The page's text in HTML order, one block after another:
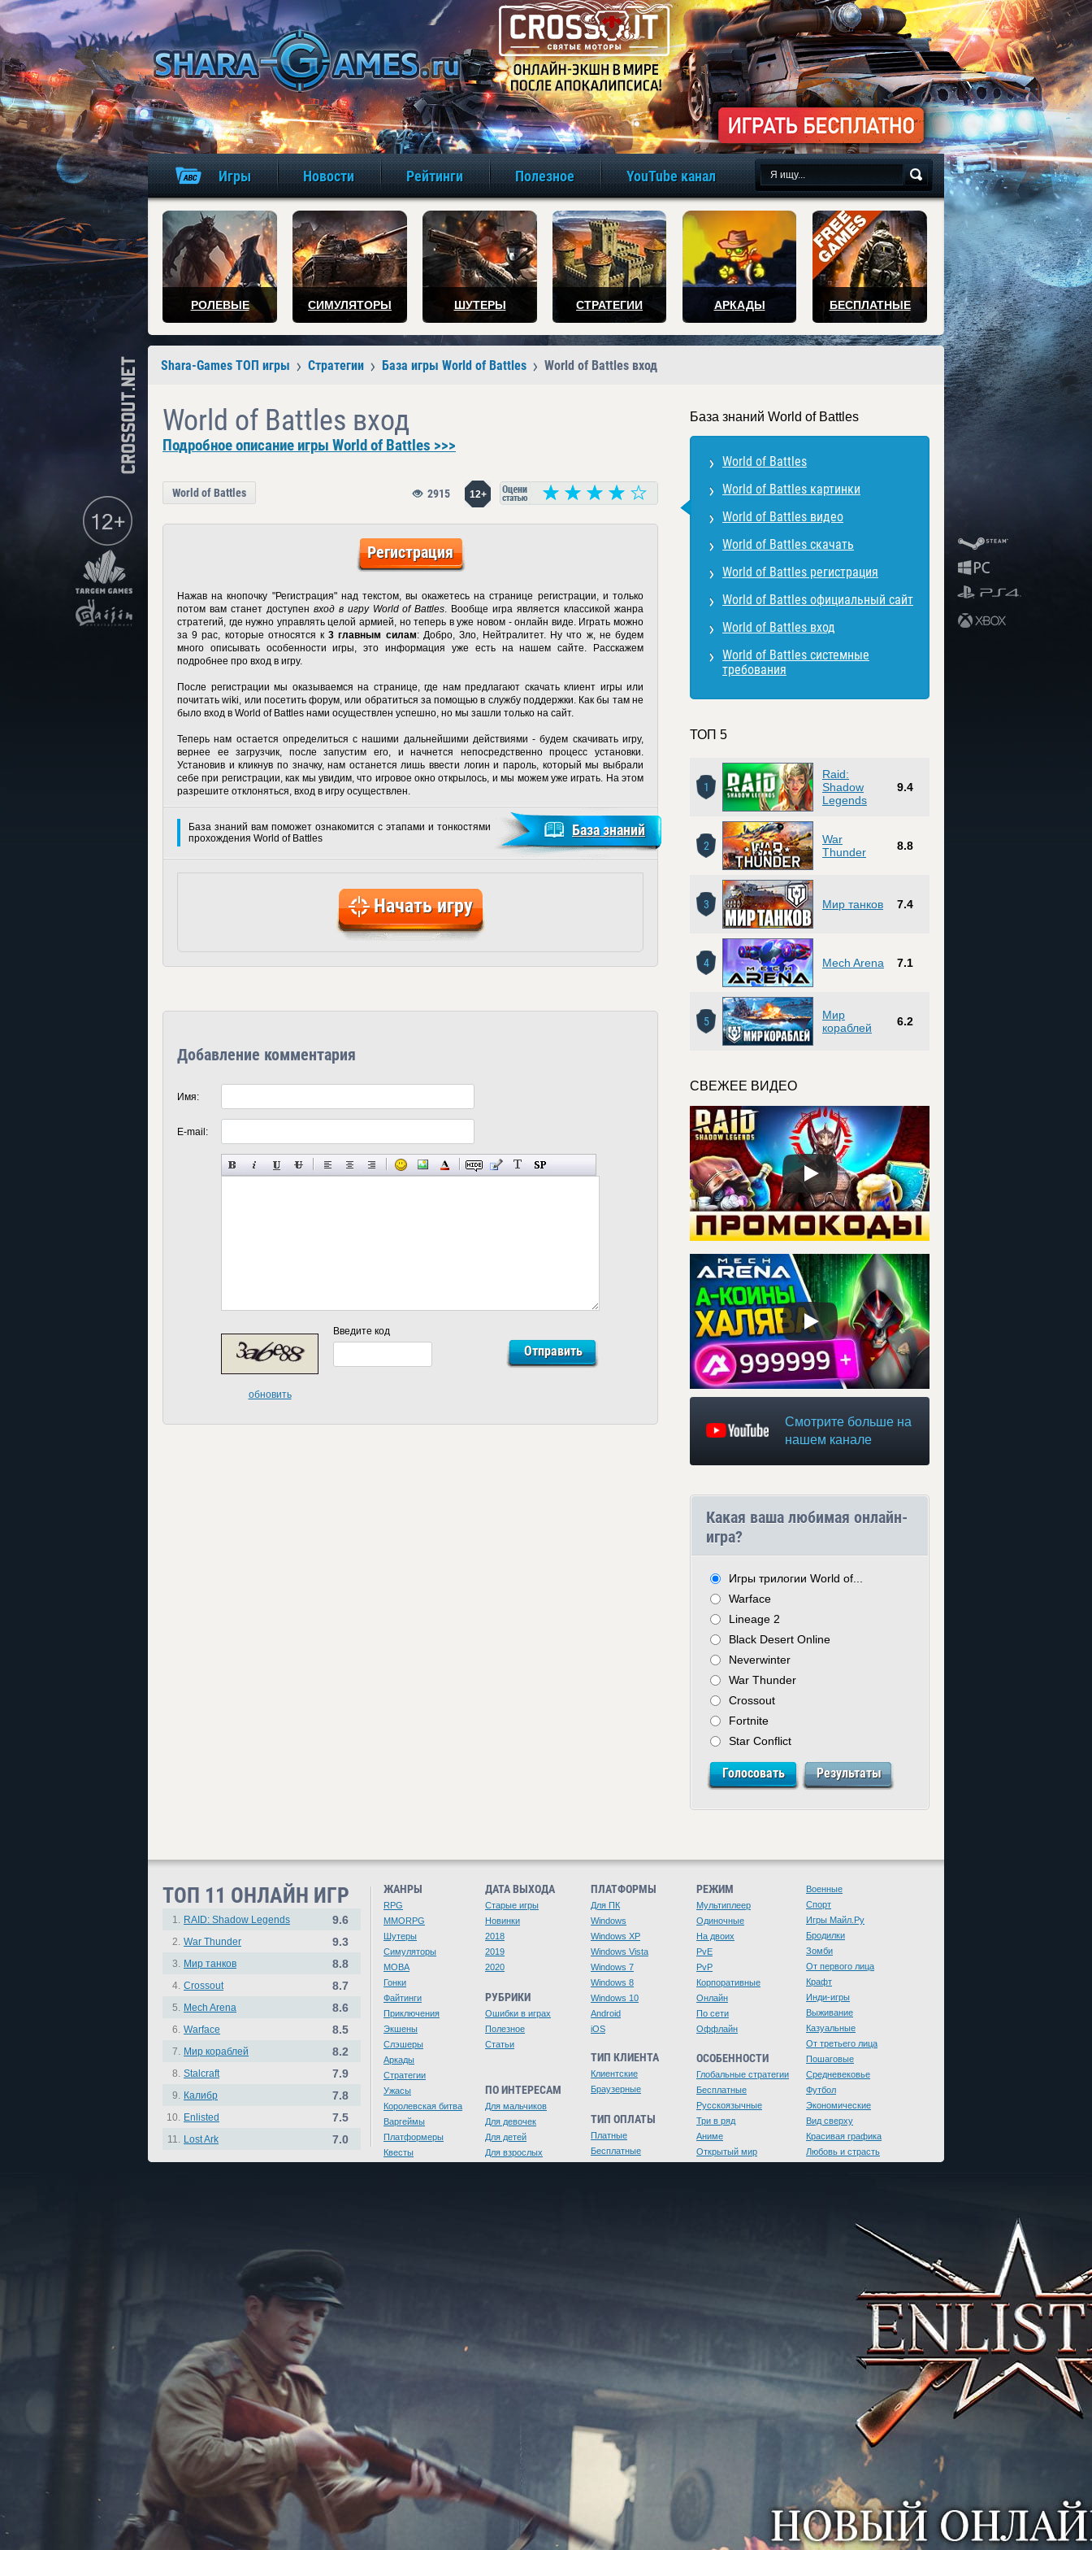
игры онлайн бесплатно
Игры Новости Рейтинги Полезное YouTube канал
РОЛЕВЫЕ СИМУЛЯТОРЫ ШУТЕРЫ СТРАТЕГИИ АРКАДЫ БЕСПЛАТНЫЕ
Shara-Games ТОП игры Стратегии База игры World of Battles World of Battles вход
World of Battles вход
Подробное описание игры World of Battles >>>
World of Battles 12+
2915
Регистрация
Нажав на кнопочку "Регистрация" над текстом, вы окажетесь на странице регистрации, и только
потом вам станет доступен вход в игру World of Battles. Вообще игра является классикой жанра
стратегий, где нужно управлять целой армией, но теперь в уже новом - онлайн виде. Играть можно
за 9 рас, которые относятся к3 главным силам: Добро, Зло, Нейтралитет. Ну что ж, не будем
много описывать особенности игры, это информация уже есть на нашем сайте. Расскажем
подробнее про вход в игру.
После регистрации мы оказываемся на странице, где нам предлагают скачать клиент игры или
почитать wiki, или посетить форум, или обратиться за помощью в службу поддержки. Как бы там не
было вход в World of Battles нами осуществлен успешно, но мы зашли только на сайт.
Теперь нам остается определиться с нашими дальнейшими действиями - будем скачивать игру,
вернее ее загрузчик, после запустим его, и начнется непосредственно процесс установки.
Установив и кликнув по значку, нам останется лишь ввести логин и пароль, который мы выбрали
себе при регистрации, как мы увидим, что игровое окно открылось, и мы можем уже играть. На этом
разрешите отклоняться, вход в игру осуществлен.
База знаний вам поможет ознакомится с этапами и тонкостями
прохождения World of Battles
База знаний
Начать игру
Добавление комментария
Имя:
E-mail:
обновить
Введите код
База знаний World of Battles
World of Battles
World of Battles картинки
World of Battles видео
World of Battles скачать
World of Battles регистрация
World of Battles официальный сайт
World of Battles вход
World of Battles системные
требования
ТОП 5
1
Raid:
Shadow
Legends
9.4
2
War
Thunder
8.8
3 Мир танков 7.4
4 Mech Arena 7.1
5
Мир
кораблей
6.2
СВЕЖЕЕ ВИДЕО
Смотрите больше на
нашем канале
Какая ваша любимая онлайн-
игра?
Игры трилогии World of...
Warface
Lineage 2
Black Desert Online
Neverwinter
War Thunder
Crossout
Fortnite
Star Conflict
ТОП 11 ОНЛАЙН ИГР
1. RAID: Shadow Legends 9.6
2. War Thunder 9.3
3. Мир танков 8.8
4. Crossout 8.7
5. Mech Arena 8.6
6. Warface 8.5
7. Мир кораблей 8.2
8. Stalcraft 7.9
9. Калибр 7.8
10. Enlisted 7.5
11. Lost Ark 7.0
ЖАНРЫ
RPG
MMORPG
Шутеры
Симуляторы
MOBA
Гонки
Файтинги
Приключения
Экшены
Слэшеры
Аркады
Стратегии
Ужасы
Королевская битва
Варгеймы
Платформеры
Квесты
ДАТА ВЫХОДА
Старые игры
Новинки
2018
2019
2020
РУБРИКИ
Ошибки в играх
Полезное
Статьи
ПО ИНТЕРЕСАМ
Для мальчиков
Для девочек
Для детей
Для взрослых
ПЛАТФОРМЫ
Для ПК
Windows
Windows XP
Windows Vista
Windows 7
Windows 8
Windows 10
Android
iOS
ТИП КЛИЕНТА
Клиентские
Браузерные
ТИП ОПЛАТЫ
Платные
Бесплатные
РЕЖИМ
Мультиплеер
Одиночные
На двоих
PvE
PvP
Корпоративные
Онлайн
По сети
Оффлайн
ОСОБЕННОСТИ
Глобальные стратегии
Бесплатные
Русскоязычные
Три в ряд
Аниме
Открытый мир
Военные
Спорт
Игры Майл.Ру
Бродилки
Зомби
От первого лица
Крафт
Инди-игры
Выживание
Казуальные
От третьего лица
Пошаговые
Средневековье
Футбол
Экономические
Вид сверху
Красивая графика
Любовь и страсть